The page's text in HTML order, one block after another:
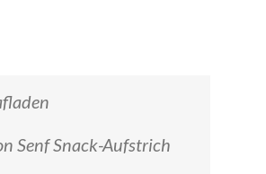
Senf Snack-Aufstrich